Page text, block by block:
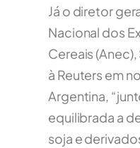
Já o diretor
Nacional dos
Cereais
à Reuters em
Argentina,
equilibrada a
soja e